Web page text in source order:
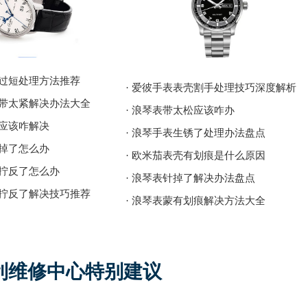
短处理方法推荐
太紧解决办法大全
该咋解决
了怎么办
反了怎么办
反了解决技巧推荐
· 爱彼手表表壳割手处理技巧深度解析
· 浪琴表带太松应该咋办
· 浪琴手表生锈了处理办法盘点
· 欧米茄表壳有划痕是什么原因
· 浪琴表针掉了解决办法盘点
· 浪琴表蒙有划痕解决方法大全
修中心特别建议